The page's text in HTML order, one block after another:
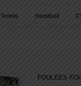
Tennis Handball
FOULÉES